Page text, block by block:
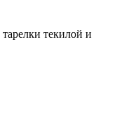
текилой и